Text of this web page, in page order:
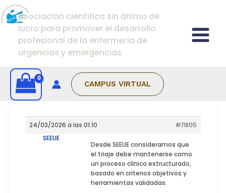
Asociación científica sin ánimo de
lucro para promover el desarrollo
profesional de la enfermería de
urgencias y emergencias
CAMPUS VIRTUAL
24/03/2026 a las 01:10
#11805
SEEUE
Desde SEEUE consideramos que
el triaje debe mantenerse como
un proceso clínico estructurado,
basado en criterios objetivos y
herramientas validadas.